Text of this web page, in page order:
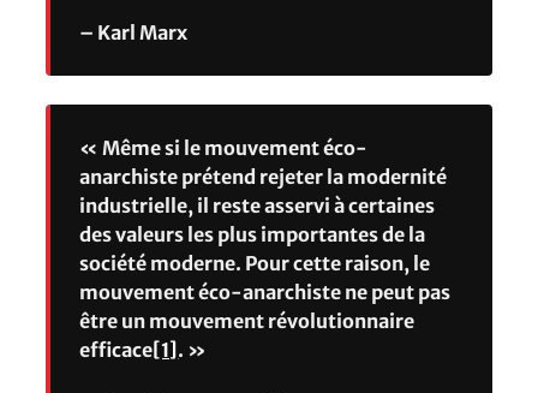
– Karl Marx
« Même si le mouvement éco-
anarchiste prétend rejeter la modernité
industrielle, il reste asservi à certaines
des valeurs les plus importantes de la
société moderne. Pour cette raison, le
mouvement éco-anarchiste ne peut pas
être un mouvement révolutionnaire
efficace[1]. »